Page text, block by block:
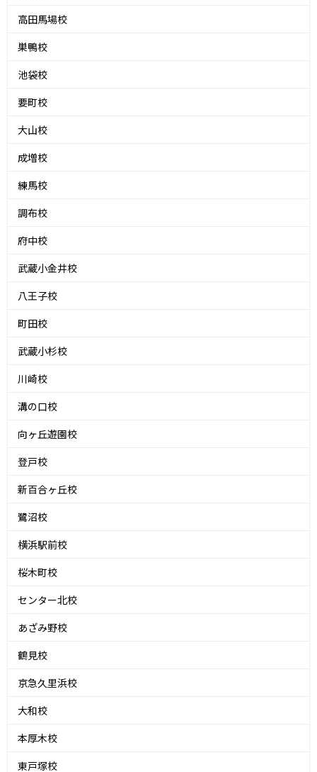
高田馬場校
巣鴨校
池袋校
要町校
大山校
成増校
練馬校
調布校
府中校
武蔵小金井校
八王子校
町田校
武蔵小杉校
川崎校
溝の口校
向ヶ丘遊園校
登戸校
新百合ヶ丘校
鷺沼校
横浜駅前校
桜木町校
センター北校
あざみ野校
鶴見校
京急久里浜校
大和校
本厚木校
東戸塚校